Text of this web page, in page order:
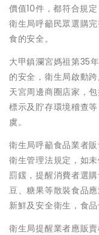
價值10件，都符合規
衛生局呼籲民眾選購
食的安全。
大甲鎮瀾宮媽祖第35
的安全，衛生局啟動
天宮周邊商圈店家，
標示及貯存環境稽查
虞。
衛生局呼籲食品業者
衛生管理法規定，如
罰鍰，提醒消費者選
豆、糖果等散裝食品
新鮮及安全衛生，食品
衛生局提醒業者應販